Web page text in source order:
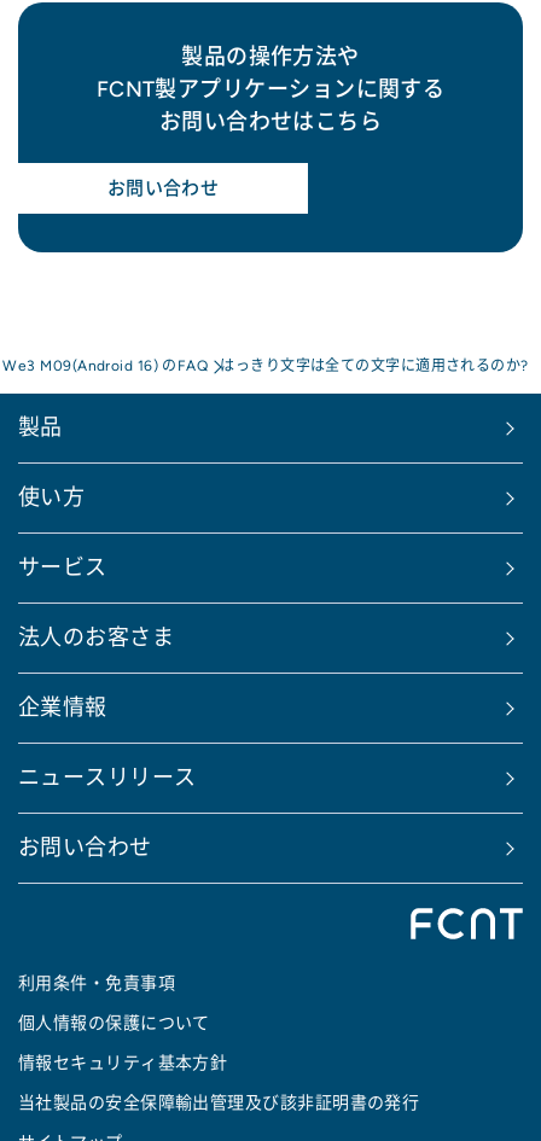
製品の操作方法や
FCNT製アプリケーションに関する
お問い合わせはこちら
お問い合わせ
M09(Android 16) のFAQ はっきり文字は全ての文字に適用されるのか?
製品
使い方
サービス
法人のお客さま
企業情報
ニュースリリース
お問い合わせ
利用条件・免責事項
個人情報の保護について
情報セキュリティ基本方針
当社製品の安全保障輸出管理及び該非証明書の発行